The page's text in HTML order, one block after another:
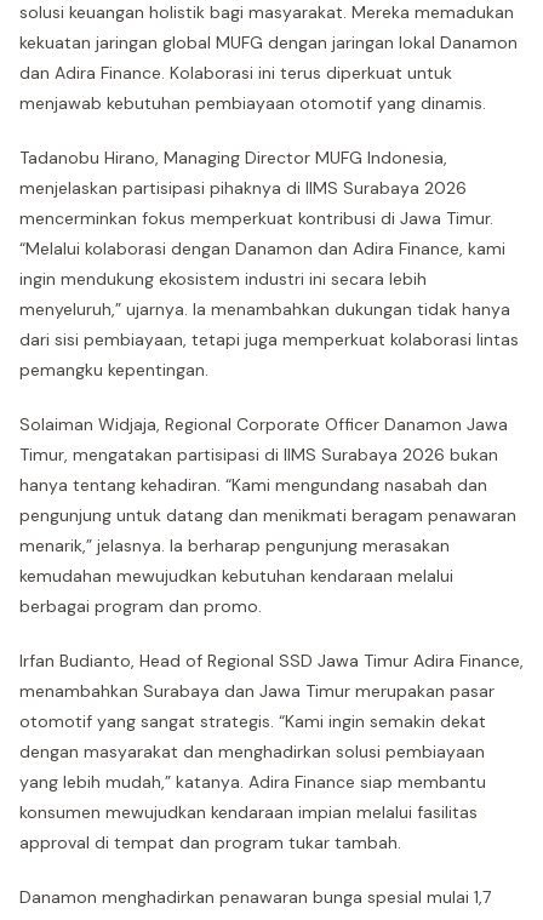
solusi keuangan holistik bagi masyarakat. Mereka memadukan
kekuatan jaringan global MUFG dengan jaringan lokal Danamon
dan Adira Finance. Kolaborasi ini terus diperkuat untuk
menjawab kebutuhan pembiayaan otomotif yang dinamis.
Tadanobu Hirano, Managing Director MUFG Indonesia,
menjelaskan partisipasi pihaknya di IIMS Surabaya 2026
mencerminkan fokus memperkuat kontribusi di Jawa Timur.
“Melalui kolaborasi dengan Danamon dan Adira Finance, kami
ingin mendukung ekosistem industri ini secara lebih
menyeluruh,” ujarnya. Ia menambahkan dukungan tidak hanya
dari sisi pembiayaan, tetapi juga memperkuat kolaborasi lintas
pemangku kepentingan.
Solaiman Widjaja, Regional Corporate Officer Danamon Jawa
Timur, mengatakan partisipasi di IIMS Surabaya 2026 bukan
hanya tentang kehadiran. “Kami mengundang nasabah dan
pengunjung untuk datang dan menikmati beragam penawaran
menarik,” jelasnya. Ia berharap pengunjung merasakan
kemudahan mewujudkan kebutuhan kendaraan melalui
berbagai program dan promo.
Irfan Budianto, Head of Regional SSD Jawa Timur Adira Finance,
menambahkan Surabaya dan Jawa Timur merupakan pasar
otomotif yang sangat strategis. “Kami ingin semakin dekat
dengan masyarakat dan menghadirkan solusi pembiayaan
yang lebih mudah,” katanya. Adira Finance siap membantu
konsumen mewujudkan kendaraan impian melalui fasilitas
approval di tempat dan program tukar tambah.
Danamon menghadirkan penawaran bunga spesial mulai 1,7